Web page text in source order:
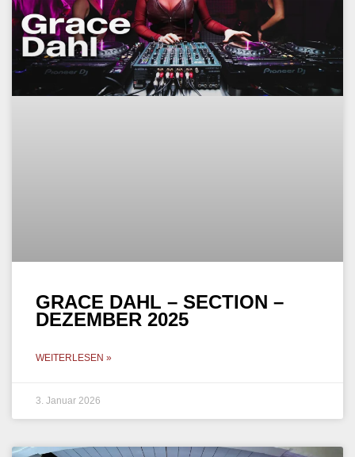
GRACE DAHL – SECTION –
DEZEMBER 2025
WEITERLESEN »
3. Januar 2026